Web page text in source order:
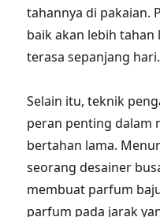
tahannya di pakaian.
baik akan lebih
terasa sepanjang
Selain itu, teknik
peran penting dalam
bertahan lama.
seorang desainer
membuat parfum
parfum pada jarak